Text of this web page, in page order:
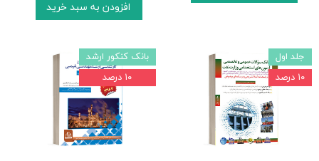
افزودن به سبد خرید
جلد اول
۱۰ درصد
بانک کنکور ارشد
۱۰ درصد